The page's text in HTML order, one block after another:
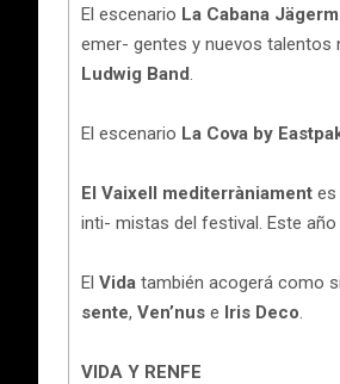
El escenario La Cabana
emer- gentes y nuevos talentos
Ludwig Band.
El escenario La Cova by
El Vaixell mediterràniament es
inti- mistas del festival. Este
El Vida también acogerá como
sente, Ven’nus e Iris Deco.
VIDA Y RENFE